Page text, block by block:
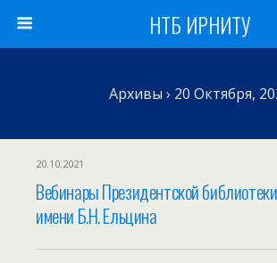
НТБ ИРНИТУ
Архивы › 20 Октября,
20.10.2021
Вебинары Президентской библиотеки
имени Б.Н. Ельцина